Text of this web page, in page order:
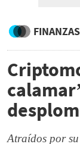
FINANZAS
Atraídos por